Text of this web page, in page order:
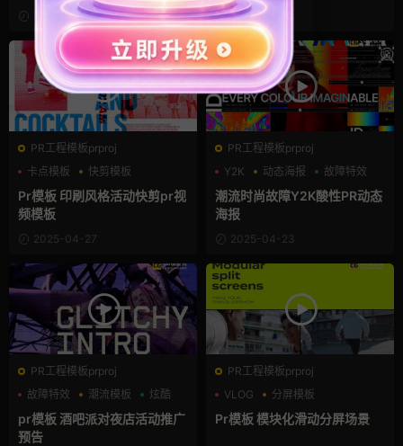
2025-04-29 2025-04-28
PR工程模板prproj
卡点模板
快剪模板
快闪模板
Pr模板 印刷风格活动快剪pr视
频模板
2025-04-27
PR工程模板prproj
Y2K
动态海报 故障特效
潮流时尚故障Y2K酸性PR动态
海报
2025-04-23
PR工程模板prproj
故障特效
潮流模板 炫酷
pr模板 酒吧派对夜店活动推广
预告
PR工程模板prproj
VLOG
分屏模板
自媒体模板
Pr模板 模块化滑动分屏场景